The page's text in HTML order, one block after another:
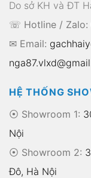
Do sở KH và ĐT
☏ Hotline / Zalo:
✉ Email:
HỆ THỐNG
⦿ Showroom 1:
Nội
⦿ Showroom 2:
Đô, Hà Nội